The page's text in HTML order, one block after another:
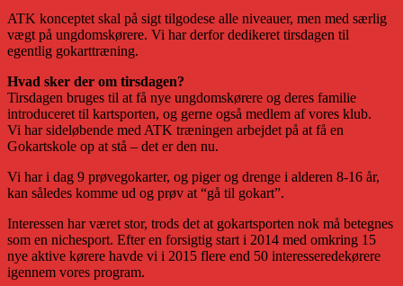
ATK konceptet skal på sigt tilgodese alle niveauer, men med særlig
vægt på ungdomskørere. Vi har derfor dedikeret tirsdagen til
egentlig gokarttræning.
Hvad sker der om tirsdagen?
Tirsdagen bruges til at få nye ungdomskørere og deres familie
introduceret til kartsporten, og gerne også medlem af vores klub.
Vi har sideløbende med ATK træningen arbejdet på at få en
Gokartskole op at stå – det er den nu.
Vi har i dag 9 prøvegokarter, og piger og drenge i alderen 8-16 år,
kan således komme ud og prøv at “gå til gokart”.
Interessen har været stor, trods det at gokartsporten nok må betegnes
som en nichesport. Efter en forsigtig start i 2014 med omkring 15
nye aktive kørere havde vi i 2015 flere end 50 interesseredekørere
igennem vores program.